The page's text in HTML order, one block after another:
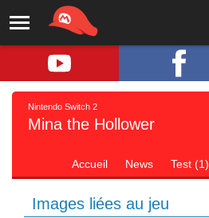
Nintendo Switch 2
Mina the Hollower
Accueil News Test (1)
Images liées au jeu